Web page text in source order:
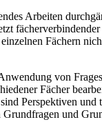
Arbeiten
Fächern
von
Fächer
Perspektiven und
und